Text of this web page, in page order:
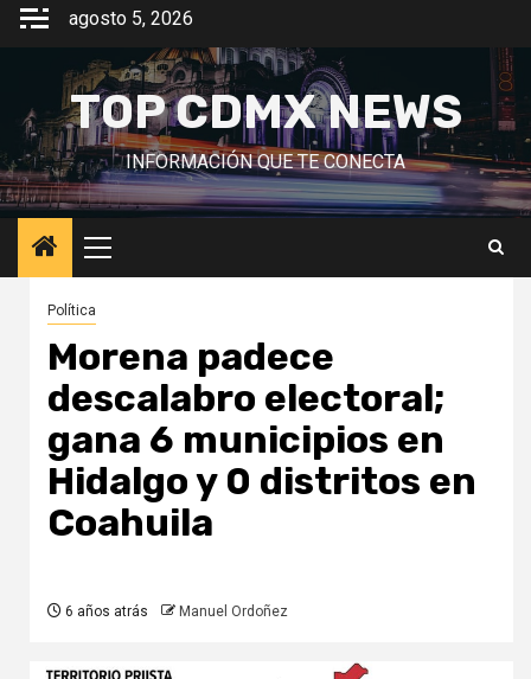
Saltar
contenido
agosto 5, 2026
TOP CDMX NEWS
INFORMACIÓN QUE TE CONECTA
Menú
principal
Política
Morena padece
descalabro electoral;
gana 6 municipios en
Hidalgo y 0 distritos en
Coahuila
6 años atrás Manuel Ordoñez